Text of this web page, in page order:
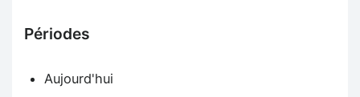
Périodes
Aujourd'hui